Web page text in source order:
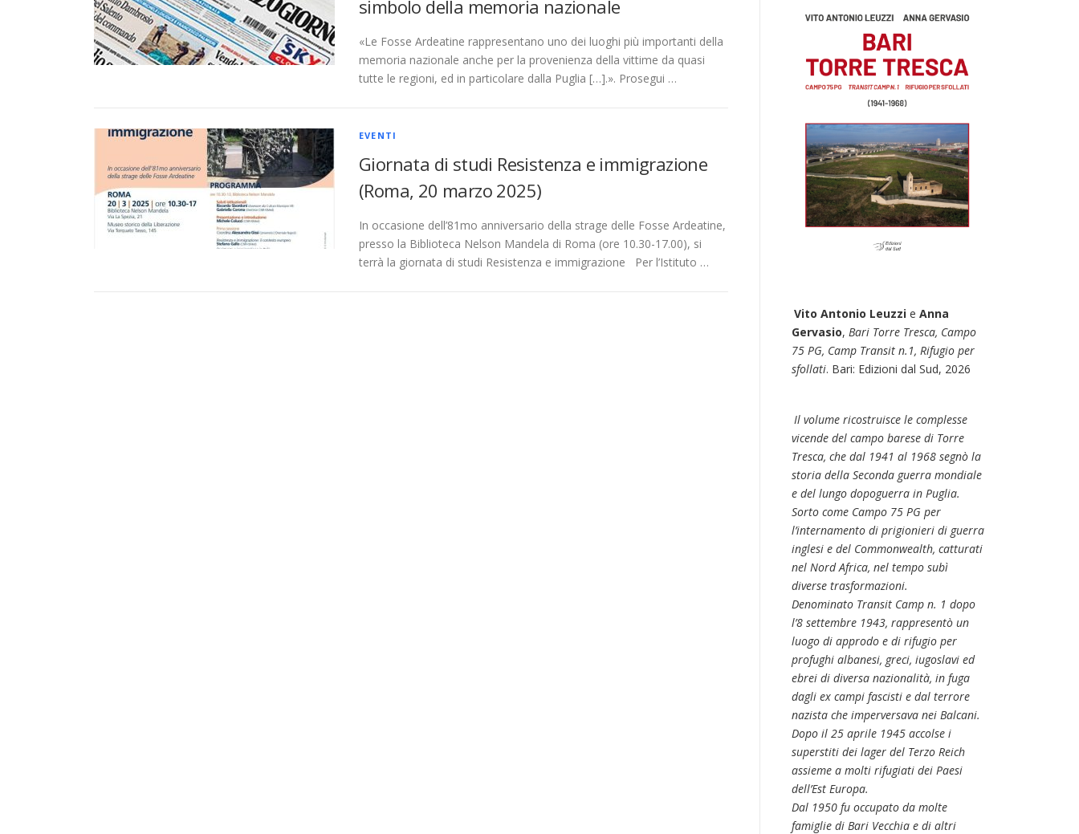
simbolo della memoria nazionale
«Le Fosse Ardeatine rappresentano uno dei luoghi più importanti della
memoria nazionale anche per la provenienza della vittime da quasi
tutte le regioni, ed in particolare dalla Puglia […].». Prosegui …
EVENTI
Giornata di studi Resistenza e immigrazione
(Roma, 20 marzo 2025)
In occasione dell’81mo anniversario della strage delle Fosse Ardeatine,
presso la Biblioteca Nelson Mandela di Roma (ore 10.30-17.00), si
terrà la giornata di studi Resistenza e immigrazione Per l’Istituto …
Vito Antonio Leuzzie Anna
Gervasio, Bari Torre Tresca, Campo
75 PG, Camp Transit n.1, Rifugio per
sfollati. Bari: Edizioni dal Sud, 2026
Il volume ricostruisce le complesse
vicende del campo barese di Torre
Tresca, che dal 1941 al 1968 segnò la
storia della Seconda guerra mondiale
e del lungo dopoguerra in Puglia.
Sorto come Campo 75 PG per
l’internamento di prigionieri di guerra
inglesi e del Commonwealth, catturati
nel Nord Africa, nel tempo subì
diverse trasformazioni.
Denominato Transit Camp n. 1 dopo
l’8 settembre 1943, rappresentò un
luogo di approdo e di rifugio per
profughi albanesi, greci, iugoslavi ed
ebrei di diversa nazionalità, in fuga
dagli ex campi fascisti e dal terrore
nazista che imperversava nei Balcani.
Dopo il 25 aprile 1945 accolse i
superstiti dei lager del Terzo Reich
assieme a molti rifugiati dei Paesi
dell’Est Europa.
Dal 1950 fu occupato da molte
famiglie di Bari Vecchia e di altri